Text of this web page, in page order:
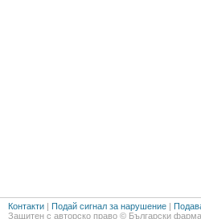
Контакти | Подай сигнал за нарушение |
Защитен с авторско право © Български